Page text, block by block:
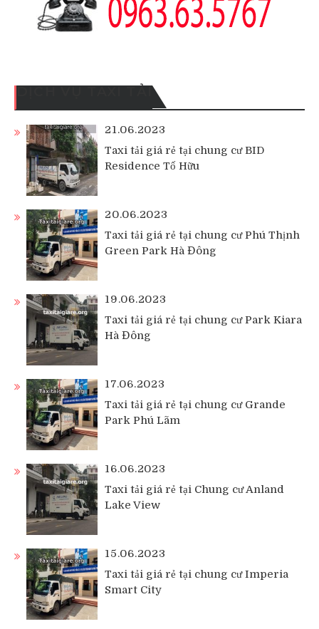
21.06.2023
Taxi tải giá rẻ tại chung cư BID
Residence Tố Hữu
20.06.2023
Taxi tải giá rẻ tại chung cư Phú Thịnh
Green Park Hà Đông
19.06.2023
Taxi tải giá rẻ tại chung cư Park Kiara
Hà Đông
17.06.2023
Taxi tải giá rẻ tại chung cư Grande
Park Phú Lãm
16.06.2023
Taxi tải giá rẻ tại Chung cư Anland
Lake View
15.06.2023
Taxi tải giá rẻ tại chung cư Imperia
Smart City